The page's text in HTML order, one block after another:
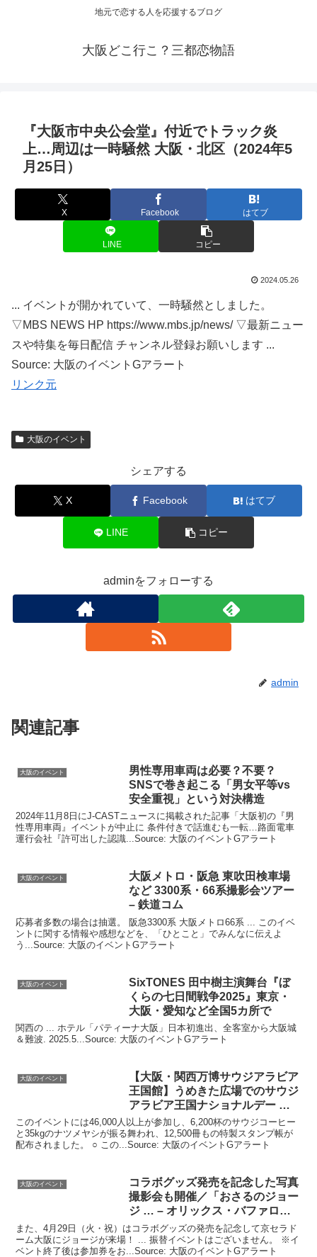
地元で恋する人を応援するブログ
大阪どこ行こ？三都恋物語
『大阪市中央公会堂』付近でトラック炎
上…周辺は一時騒然 大阪 ・北区（2024年5
月25日）
X Facebook はてブ
LINE コピー
2024.05.26
... イベントが開かれていて、一時騒然としました。
▽MBS NEWS HP https://www.mbs.jp/news/ ▽最新ニュー
スや特集を毎日配信 チャンネル登録お願いします ...
Source: 大阪のイベントGアラート
リンク元
大阪のイベント
シェアする
X Facebook はてブ
LINE コピー
adminをフォローする
admin
関連記事
大阪のイベント
男性専用車両は必要？不要？
SNSで巻き起こる「男女平等vs
安全重視」という対決構造
2024年11月8日にJ-CASTニュースに掲載された記事「大阪初の『男
性専用車両』イベントが中止に 条件付きで話進むも一転…路面電車
運行会社『許可出した認識...Source: 大阪のイベントGアラート
大阪のイベント 大阪 メトロ・阪急 東吹田検車場
など 3300系・66系撮影会ツアー
– 鉄道コム
応募者多数の場合は抽選。 阪急3300系 大阪メトロ66系 ... このイベ
ントに関する情報や感想などを、「ひとこと」でみんなに伝えよ
う...Source: 大阪のイベントGアラート
大阪のイベント
SixTONES 田中樹主演舞台『ぼ
くらの七日間戦争2025』東京・
大阪 ・愛知など全国5カ所で
関西の ... ホテル「パティーナ大阪」日本初進出、全客室から大阪城
＆難波. 2025.5...Source: 大阪のイベントGアラート
大阪のイベント 【大阪 ・関西万博サウジアラビア
王国館】うめきた広場でのサウジ
アラビア王国ナショナルデー …
このイベントには46,000人以上が参加し、6,200杯のサウジコーヒー
と35kgのナツメヤシが振る舞われ、12,500冊もの特製スタンプ帳が
配布されました。 ○ この...Source: 大阪のイベントGアラート
大阪のイベント
コラボグッズ発売を記念した写真
撮影会も開催／「おさるのジョー
ジ … – オリックス・バファロー
ズ
また、4月29日（火・祝）はコラボグッズの発売を記念して京セラド
ーム大阪にジョージが来場！ ... 振替イベントはございません。 ※イ
ベント終了後は参加券をお...Source: 大阪のイベントGアラート